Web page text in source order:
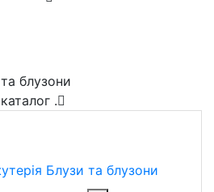
блузони
каталог .
Блузи та блузони